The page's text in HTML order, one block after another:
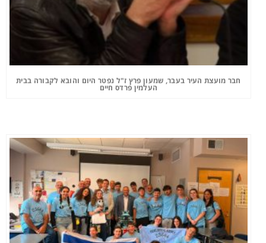
חבר מועצת העיר בעבר, שמעון פרץ ז"ל נפטר היום והובא לקבורה בבית
העלמין פרדס חיים